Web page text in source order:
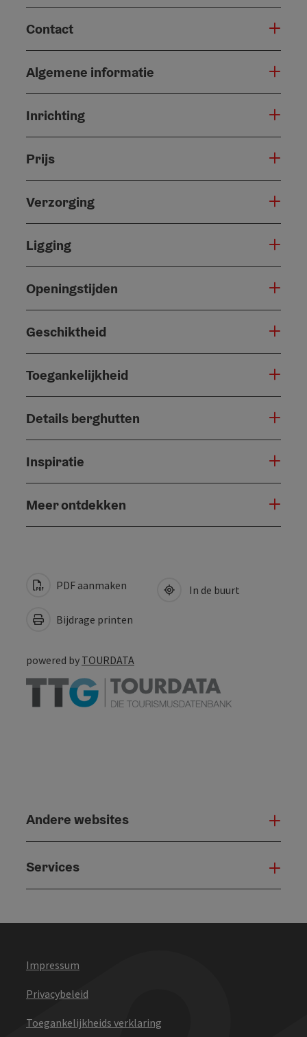
Contact
Algemene informatie
Inrichting
Prijs
Verzorging
Ligging
Openingstijden
Geschiktheid
Toegankelijkheid
Details berghutten
Inspiratie
Meer ontdekken
PDF aanmaken
Bijdrage printen
In de buurt
powered by TOURDATA
Andere websites
Services
Impressum
Privacybeleid
Toegankelijkheids verklaring